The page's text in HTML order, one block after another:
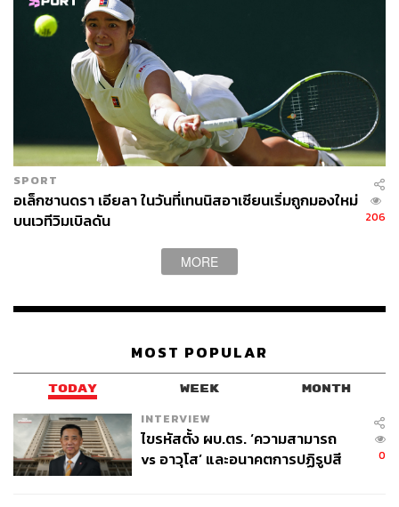
SPORT
อเล็กซานดรา เอียลา ในวันที่เทนนิสอาเซียนเริ่มถูกมองใหม่
บนเวทีวิมเบิลดัน
206
MORE
MOST POPULAR
TODAY WEEK MONTH
INTERVIEW
ไขรหัสตั้ง ผบ.ตร. ‘ความสามารถ
vs อาวุโส’ และอนาคตการปฏิรูปสี
0